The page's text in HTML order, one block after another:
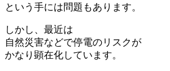
という手には問題もあります。
しかし、最近は
自然災害などで停電のリスクが
かなり顕在化しています。